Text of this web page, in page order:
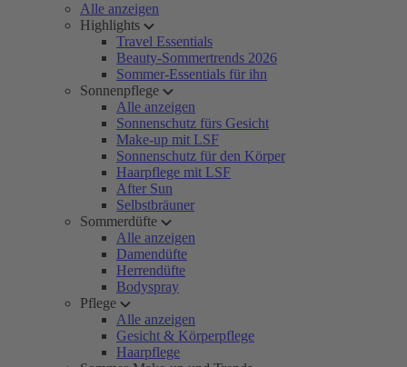
Alle anzeigen
Highlights
Travel Essentials
Beauty-Sommertrends 2026
Sommer-Essentials für ihn
Sonnenpflege
Alle anzeigen
Sonnenschutz fürs Gesicht
Make-up mit LSF
Sonnenschutz für den Körper
Haarpflege mit LSF
After Sun
Selbstbräuner
Sommerdüfte
Alle anzeigen
Damendüfte
Herrendüfte
Bodyspray
Pflege
Alle anzeigen
Gesicht & Körperpflege
Haarpflege